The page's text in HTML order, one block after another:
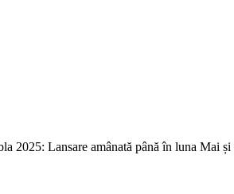
2025: Lansare amânată până în luna Mai